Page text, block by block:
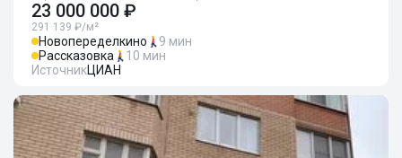
23 000 000 ₽
291 139 ₽/м²
Новопеределкино
9 мин
Рассказовка
10 мин
ИсточникЦИАН